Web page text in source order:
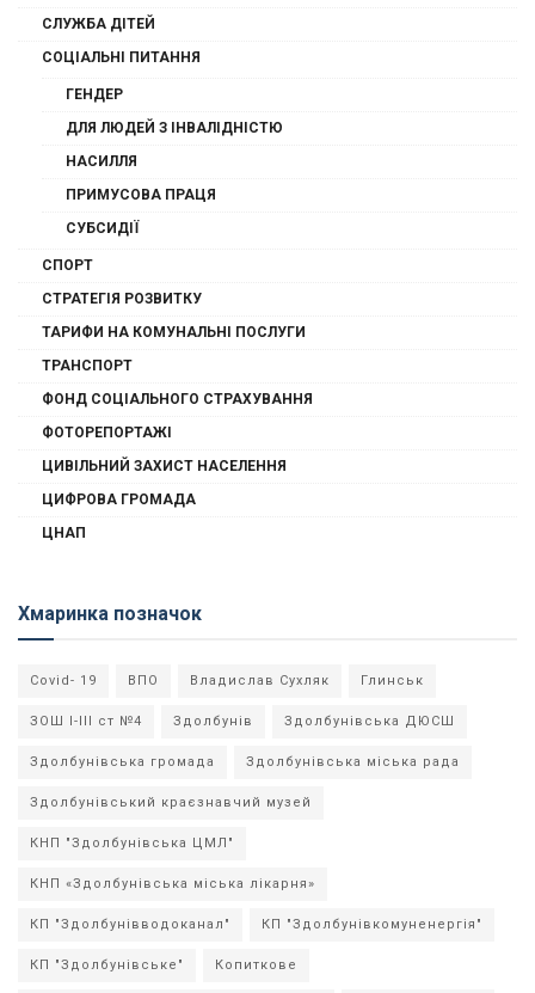
СЛУЖБА ДІТЕЙ
СОЦІАЛЬНІ ПИТАННЯ
ГЕНДЕР
ДЛЯ ЛЮДЕЙ З ІНВАЛІДНІСТЮ
НАСИЛЛЯ
ПРИМУСОВА ПРАЦЯ
СУБСИДІЇ
СПОРТ
СТРАТЕГІЯ РОЗВИТКУ
ТАРИФИ НА КОМУНАЛЬНІ ПОСЛУГИ
ТРАНСПОРТ
ФОНД СОЦІАЛЬНОГО СТРАХУВАННЯ
ФОТОРЕПОРТАЖІ
ЦИВІЛЬНИЙ ЗАХИСТ НАСЕЛЕННЯ
ЦИФРОВА ГРОМАДА
ЦНАП
Хмаринка позначок
Covid- 19 ВПО Владислав Сухляк Глинськ
ЗОШ І-ІІІ ст №4 Здолбунів Здолбунівська ДЮСШ
Здолбунівська громада Здолбунівська міська рада
Здолбунівський краєзнавчий музей
КНП "Здолбунівська ЦМЛ"
КНП «Здолбунівська міська лікарня»
КП "Здолбунівводоканал" КП "Здолбунівкомуненергія"
КП "Здолбунівське" Копиткове